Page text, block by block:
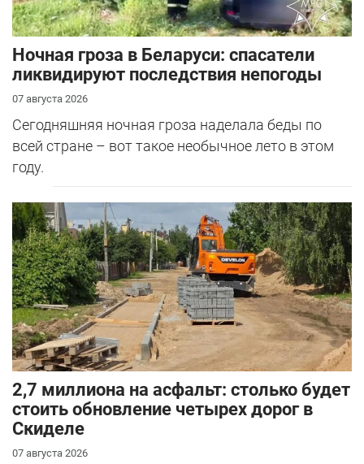
Ночная гроза в Беларуси: спасатели
ликвидируют последствия непогоды
07 августа 2026
Сегодняшняя ночная гроза наделала беды по
всей стране – вот такое необычное лето в этом
году.
2,7 миллиона на асфальт: столько будет
стоить обновление четырех дорог в
Скиделе
07 августа 2026